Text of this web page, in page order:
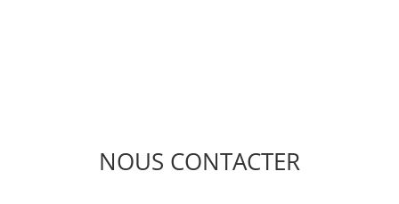
NOUS CONTACTER